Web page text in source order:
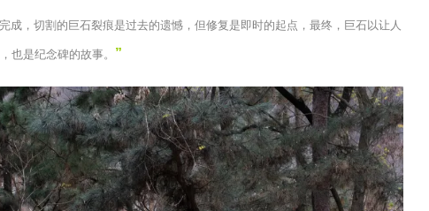
成，切割的巨石裂痕是过去的遗憾，但修复是即时的起点，最终，巨石以让人
也是纪念碑的故事。 ”